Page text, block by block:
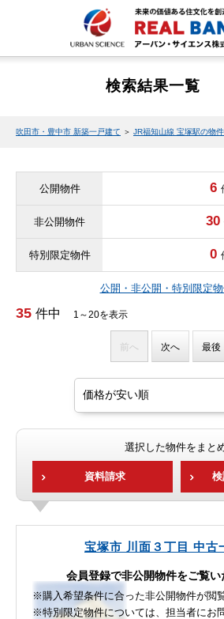
検索結果一覧
吹田市・豊中市 新築一戸建て ＞ JR福知山線 宝塚駅の物
公開物件 6
非公開物件 30
特別限定物件 0
公開・非公開・特別限定
35 件中 1～20を表示
前へ 次へ 最後
選択した物件をまと
資料請求
宝塚市 川面３丁目 中古
会員登録で非公開物件をご覧い
※購入希望条件に合った非公開物件が閲
※特別限定物件については、担当者にお